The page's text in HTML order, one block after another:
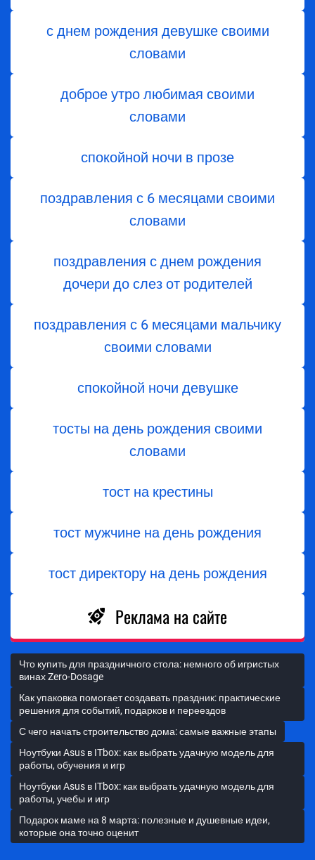
с днем рождения девушке своими
словами
доброе утро любимая своими
словами
спокойной ночи в прозе
поздравления с 6 месяцами своими
словами
поздравления с днем ​​рождения
дочери до слез от родителей
поздравления с 6 месяцами мальчику
своими словами
спокойной ночи девушке
тосты на день рождения своими
словами
тост на крестины
тост мужчине на день рождения
тост директору на день рождения
Реклама на сайте
Что купить для праздничного стола: немного об игристых
винах Zero-Dosage
Как упаковка помогает создавать праздник: практические
решения для событий, подарков и переездов
С чего начать строительство дома: самые важные этапы
Ноутбуки Asus в ITbox: как выбрать удачную модель для
работы, обучения и игр
Ноутбуки Asus в ITbox: как выбрать удачную модель для
работы, учебы и игр
Подарок маме на 8 марта: полезные и душевные идеи,
которые она точно оценит